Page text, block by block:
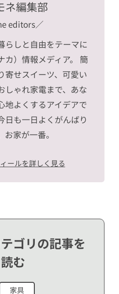
ネ編集部
editors／
らしと自由をテーマに
カ）情報メディア。 簡
寄せスイーツ、可愛い
しゃれ家電まで、あな
地よくするアイデアで
日も一日よくがんばり
家が一番。
ールを詳しく見る
ゴリの記事を
読む
家具